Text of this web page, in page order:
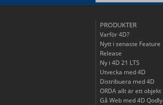
PRODUKTER
Varför 4D?
Nytt i senaste Feature
Release
Ny i 4D 21 LTS
Utvecka med 4D
Distribuera med 4D
ORDA allt är ett objekt
Gå Web med 4D Qodly